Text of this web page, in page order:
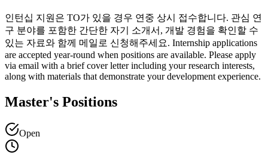
인턴십 지원은 TO가 있을 경우 연중 상시 접수합니다. 관심 연
구 분야를 포함한 간단한 자기 소개서, 개발 경험을 확인할 수
있는 자료와 함께 메일로 신청해주세요. Internship applications
are accepted year-round when positions are available. Please apply
via email with a brief cover letter including your research interests,
along with materials that demonstrate your development experience.
Master's Positions
Open